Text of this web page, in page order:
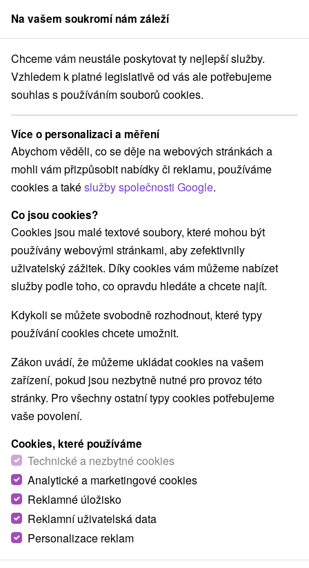
člen skupinySorger
Slovensko Nitriansky kraj Štúrovo Apartmány Lara II. Štúrovo
Apartmány Lara II. Štúrovo
Štúrovo
REZERVACE A VÝBĚR POBYTU
Kontaktujte přímo ubytovatele.
Navigovat do místa
O ZAŘÍZENÍ VYBAVENÍ
Na vašem soukromí nám záleží
Chceme vám neustále poskytovat ty nejlepší služby.
Vzhledem k platné legislativě od vás ale potřebujeme
souhlas s používáním souborů cookies.
Více o personalizaci a měření
Abychom věděli, co se děje na webových stránkách a
mohli vám přizpůsobit nabídky či reklamu, používáme
cookies a takéslužby společnosti Google.
Co jsou cookies?
Cookies jsou malé textové soubory, které mohou být
používány webovými stránkami, aby zefektivnily
uživatelský zážitek. Díky cookies vám můžeme nabízet
služby podle toho, co opravdu hledáte a chcete najít.
Kdykoli se můžete svobodně rozhodnout, které typy
používání cookies chcete umožnit.
Zákon uvádí, že můžeme ukládat cookies na vašem
zařízení, pokud jsou nezbytně nutné pro provoz této
stránky. Pro všechny ostatní typy cookies potřebujeme
vaše povolení.
Cookies, které používáme
Technické a nezbytné cookies
Analytické a marketingové cookies
Reklamné úložisko
Reklamní uživatelská data
Personalizace reklam